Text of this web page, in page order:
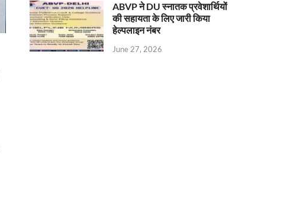
ABVP ने DU स्नातक प्रवेशार्थियों
की सहायता के लिए जारी किया
हेल्पलाइन नंबर
June 27, 2026